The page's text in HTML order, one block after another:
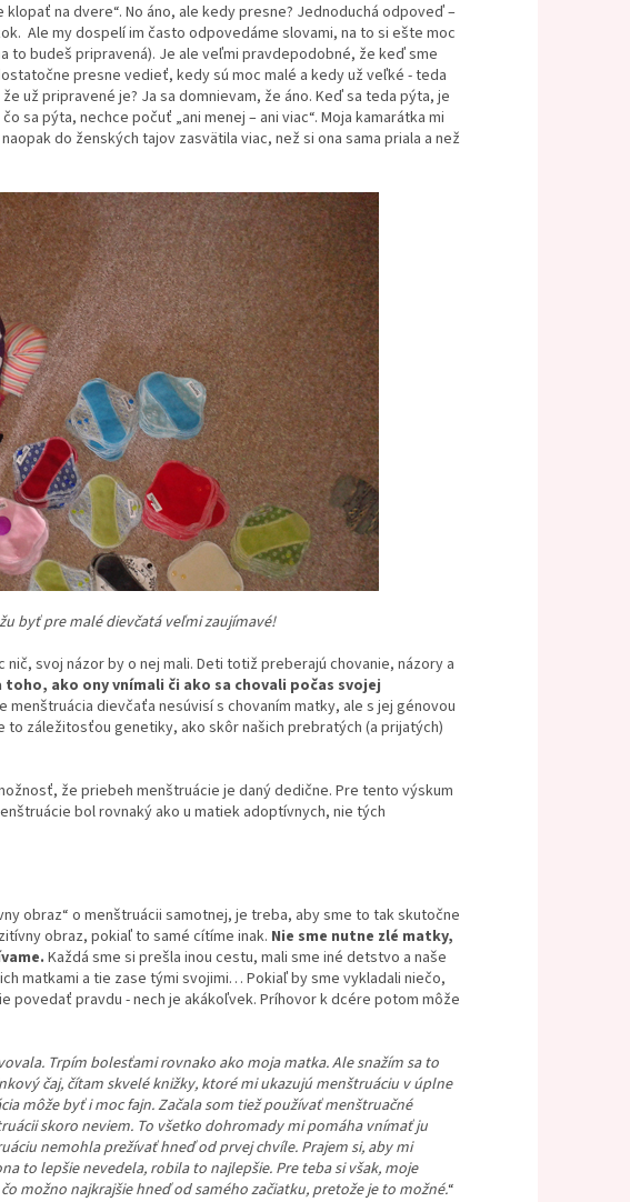
na dvere“. No áno, ale kedy presne? Jednoduchá odpoveď –
Ale my dospelí im často odpovedáme slovami, na to si ešte moc
to budeš pripravená). Je ale veľmi pravdepodobné, že keď sme
presne vedieť, kedy sú moc malé a kedy už veľké - teda
už pripravené je? Ja sa domnievam, že áno. Keď sa teda pýta, je
pýta, nechce počuť „ani menej – ani viac“. Moja kamarátka mi
do ženských tajov zasvätila viac, než si ona sama priala a než
byť pre malé dievčatá veľmi zaujímavé!
svoj názor by o nej mali. Deti totiž preberajú chovanie, názory a
ako ony vnímali či ako sa chovali počas svojej
menštruácia dievčaťa nesúvisí s chovaním matky, ale s jej génovou
to záležitosťou genetiky, ako skôr našich prebratých (a prijatých)
že priebeh menštruácie je daný dedične. Pre tento výskum
bol rovnaký ako u matiek adoptívnych, nie tých
obraz“ o menštruácii samotnej, je treba, aby sme to tak skutočne
obraz, pokiaľ to samé cítíme inak. Nie sme nutne zlé matky,
Každá sme si prešla inou cestu, mali sme iné detstvo a naše
matkami a tie zase tými svojimi… Pokiaľ by sme vykladali niečo,
povedať pravdu - nech je akákoľvek. Príhovor k dcére potom môže
Trpím bolesťami rovnako ako moja matka. Ale snažím sa to
čaj, čítam skvelé knižky, ktoré mi ukazujú menštruáciu v úplne
môže byť i moc fajn. Začala som tiež používať menštruačné
skoro neviem. To všetko dohromady mi pomáha vnímať ju
nemohla prežívať hneď od prvej chvíle. Prajem si, aby mi
to lepšie nevedela, robila to najlepšie. Pre teba si však, moje
možno najkrajšie hneď od samého začiatku, pretože je to možné.“